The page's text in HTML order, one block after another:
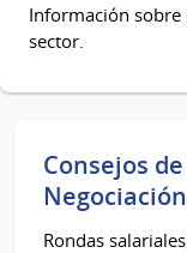
Información sobre
sector.
Consejos
Rondas